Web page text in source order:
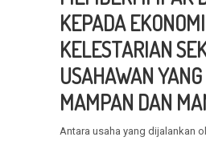
KEPADA
KELESTARIAN
USAHAWAN
MAMPAN DAN
Antara usaha yang dijalankan